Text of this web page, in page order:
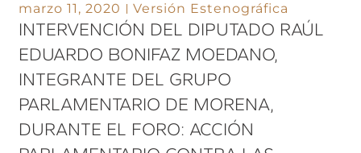
marzo 11, 2020 Versión Estenográfica
INTERVENCIÓN DEL DIPUTADO RAÚL
EDUARDO BONIFAZ MOEDANO,
INTEGRANTE DEL GRUPO
PARLAMENTARIO DE MORENA,
DURANTE EL FORO: ACCIÓN